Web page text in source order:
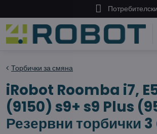
Торбички за смяна
iRobot Roomba i7,
(9150) s9+ s9 Plus
Резервни торбички 3